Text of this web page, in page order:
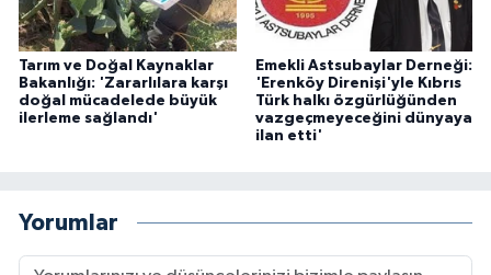
Tarım ve Doğal Kaynaklar
Bakanlığı: 'Zararlılara karşı
doğal mücadelede büyük
ilerleme sağlandı'
Emekli Astsubaylar Derneği:
'Erenköy Direnişi'yle Kıbrıs
Türk halkı özgürlüğünden
vazgeçmeyeceğini dünyaya
ilan etti'
Yorumlar